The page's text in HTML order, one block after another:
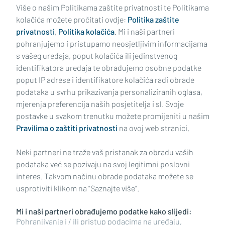
Impressum Uvjeti korištenja Politika privatnosti
Politika kolačića Kontakt Pritužbe Suradnici
Oglašavanje
RUBRIKE
BRODSKO-POSAVSKA ŽUPANIJA
Više o našim Politikama zaštite privatnosti te Politikama
kolačića možete pročitati ovdje: Politika zaštite
privatnosti, Politika kolačića. Mi i naši partneri
pohranjujemo i pristupamo neosjetljivim informacijama
s vašeg uređaja, poput kolačića ili jedinstvenog
identifikatora uređaja te obrađujemo osobne podatke
poput IP adrese i identifikatore kolačića radi obrade
podataka u svrhu prikazivanja personaliziranih oglasa,
mjerenja preferencija naših posjetitelja i sl. Svoje
postavke u svakom trenutku možete promijeniti u našim
Pravilima o zaštiti privatnosti na ovoj web stranici.
Neki partneri ne traže vaš pristanak za obradu vaših
podataka već se pozivaju na svoj legitimni poslovni
interes. Takvom načinu obrade podataka možete se
usprotiviti klikom na "Saznajte više".
Mi i naši partneri obrađujemo podatke kako slijedi:
Pohranjivanje i / ili pristup podacima na uređaju,